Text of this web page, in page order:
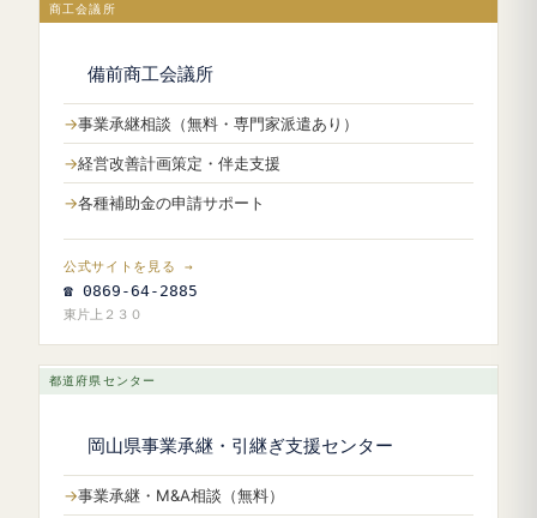
商工会議所
備前商工会議所
事業承継相談（無料・専門家派遣あり）
経営改善計画策定・伴走支援
各種補助金の申請サポート
公式サイトを見る →
☎ 0869-64-2885
東片上２３０
都道府県センター
岡山県事業承継・引継ぎ支援センター
事業承継・M&A相談（無料）